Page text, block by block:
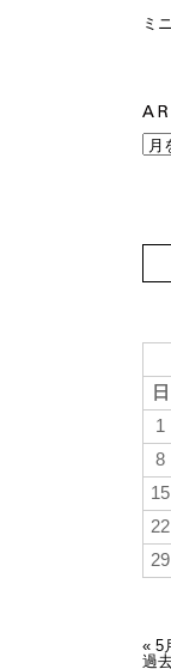
ミ
日
1
8
15
22
29
« 5
過